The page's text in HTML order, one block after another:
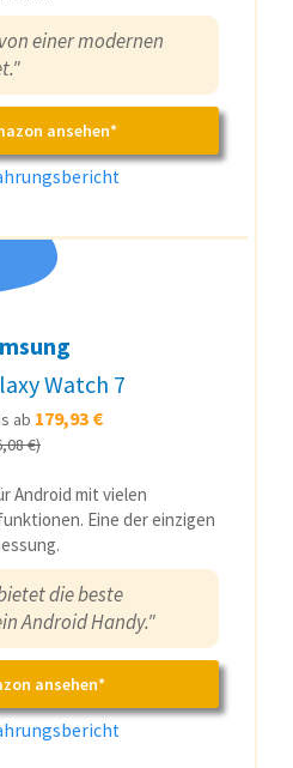
einer modernen
ansehen*
Watch 7
ab 179,93 €
€)
Android mit vielen
Eine der einzigen
die beste
Android Handy."
ansehen*